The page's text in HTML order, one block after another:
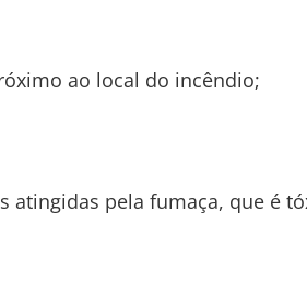
ao local do incêndio;
atingidas pela fumaça, que é